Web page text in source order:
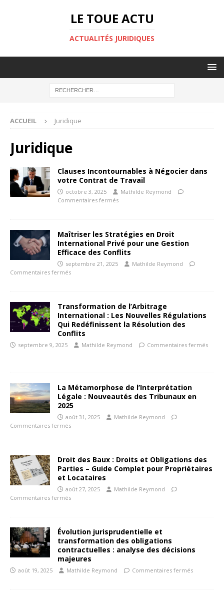
LE TOUE ACTU
ACTUALITÉS JURIDIQUES
ACCUEIL Juridique
Juridique
Clauses Incontournables à Négocier dans
votre Contrat de Travail
octobre 3, 2025
Mathilde Reymond
Commentaires fermés
Maîtriser les Stratégies en Droit
International Privé pour une Gestion
Efficace des Conflits
septembre 21, 2025
Mathilde Reymond
Commentaires fermés
Transformation de l’Arbitrage
International : Les Nouvelles Régulations
Qui Redéfinissent la Résolution des
Conflits
septembre 9, 2025 Mathilde Reymond Commentaires fermés
La Métamorphose de l’Interprétation
Légale : Nouveautés des Tribunaux en
2025
août 31, 2025
Mathilde Reymond
Commentaires fermés
Droit des Baux : Droits et Obligations des
Parties – Guide Complet pour Propriétaires
et Locataires
août 27, 2025
Mathilde Reymond
Commentaires fermés
Évolution jurisprudentielle et
transformation des obligations
contractuelles : analyse des décisions
majeures
août 19, 2025 Mathilde Reymond Commentaires fermés